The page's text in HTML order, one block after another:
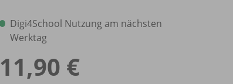
Digi4School Nutzung am nächsten
Werktag
11,90 €